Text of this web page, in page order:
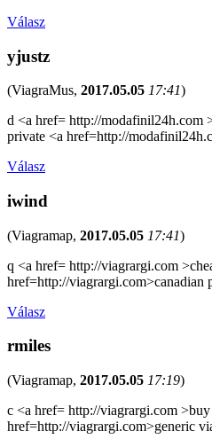
Válasz
yjustz
(ViagraMus, 2017.05.05 17:41)
d <a href= http://modafinil24h.com
private <a href=http://
Válasz
iwind
(Viagramap, 2017.05.05 17:41)
q <a href= http://viagrargi.com
href=http://viagrargi.com>canadian
Válasz
rmiles
(Viagramap, 2017.05.05 17:19)
c <a href= http://viagrargi.com
href=http://viagrargi.com>generic